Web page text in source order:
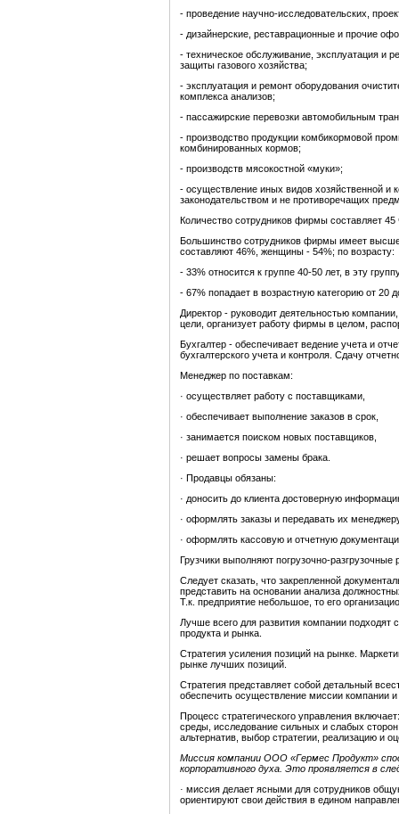
- проведение научно-исследовательских,
- дизайнерские, реставрационные и прочие
- техническое обслуживание, эксплуатация и
защиты газового хозяйства;
- эксплуатация и ремонт оборудования
комплекса анализов;
- пассажирские перевозки автомобильным
- производство продукции комбикормовой
комбинированных кормов;
- производств мясокостной «муки»;
- осуществление иных видов хозяйственной
законодательством и не противоречащих
Количество сотрудников фирмы составляет 45
Большинство сотрудников фирмы имеет
составляют 46%, женщины - 54%; по возрасту:
- 33% относится к группе 40-50 лет, в эту
- 67% попадает в возрастную категорию от 20
Директор - руководит деятельностью
цели, организует работу фирмы в целом,
Бухгалтер - обеспечивает ведение учета и
бухгалтерского учета и контроля. Сдачу
Менеджер по поставкам:
· осуществляет работу с поставщиками,
· обеспечивает выполнение заказов в срок,
· занимается поиском новых поставщиков,
· решает вопросы замены брака.
· Продавцы обязаны:
· доносить до клиента достоверную
· оформлять заказы и передавать их
· оформлять кассовую и отчетную
Грузчики выполняют погрузочно-разгрузочные
Следует сказать, что закрепленной
представить на основании анализа
Т.к. предприятие небольшое, то его
Лучше всего для развития компании подходят
продукта и рынка.
Стратегия усиления позиций на рынке.
рынке лучших позиций.
Стратегия представляет собой детальный
обеспечить осуществление миссии компании и
Процесс стратегического управления
среды, исследование сильных и слабых сторон
альтернатив, выбор стратегии, реализацию и
Миссия компании ООО «Гермес Продукт»
корпоративного духа. Это проявляется в
· миссия делает ясными для сотрудников
ориентируют свои действия в едином